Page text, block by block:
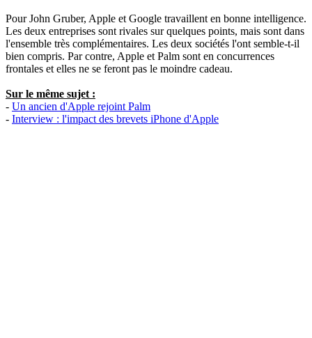
Pour John Gruber, Apple et Google travaillent en bonne intelligence.
Les deux entreprises sont rivales sur quelques points, mais sont dans
l'ensemble très complémentaires. Les deux sociétés l'ont semble-t-il
bien compris. Par contre, Apple et Palm sont en concurrences
frontales et elles ne se feront pas le moindre cadeau.
Sur le même sujet :
- Un ancien d'Apple rejoint Palm
- Interview : l'impact des brevets iPhone d'Apple